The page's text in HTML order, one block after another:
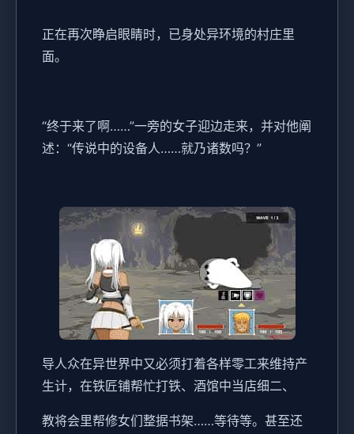
正在再次睁启眼睛时，已身处异环境的村庄里
面。
“终于来了啊……”一旁的女子迎边走来，并对他阐
述：“传说中的设备人……就乃诸数吗？”
导人众在异世界中又必须打着各样零工来维持产
生计，在铁匠铺帮忙打铁、酒馆中当店细二、
教将会里帮修女们整据书架……等待等。甚至还